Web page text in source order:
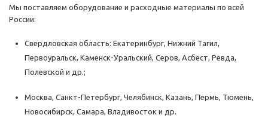
Мы поставляем оборудование и расходные материалы по всей
России:
Свердловская область: Екатеринбург, Нижний Тагил,
Первоуральск, Каменск-Уральский, Серов, Асбест, Ревда,
Полевской и др.;
Москва, Санкт-Петербург, Челябинск, Казань, Пермь, Тюмень,
Новосибирск, Самара, Владивосток и др.